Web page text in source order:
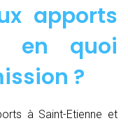
apports
en quoi
?
à Saint-Etienne et